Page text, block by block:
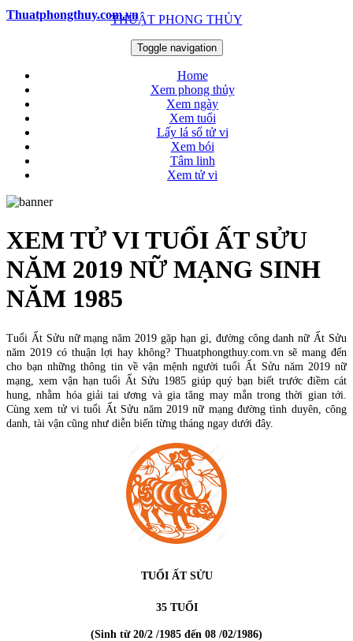
THUẬT PHONG THỦY
Thuatphongthuy.com.vn
Toggle navigation
Home
Xem phong thủy
Xem ngày
Xem tuổi
Lấy lá số tử vi
Xem bói
Tâm linh
Xem tử vi
XEM TỬ VI TUỔI ẤT SỬU
NĂM 2019 NỮ MẠNG SINH
NĂM 1985
Tuổi Ất Sửu nữ mạng năm 2019 gặp hạn gì, đường công danh nữ Ất Sửu
năm 2019 có thuận lợi hay không? Thuatphongthuy.com.vn sẽ mang đến
cho bạn những thông tin về vận mệnh người tuổi Ất Sửu năm 2019 nữ
mạng, xem vận hạn tuổi Ất Sửu 1985 giúp quý bạn biết trước điềm cát
hung, nhằm hóa giải tai ương và gia tăng may mắn trong thời gian tới.
Cùng xem tử vi tuổi Ất Sửu năm 2019 nữ mạng đường tình duyên, công
danh, tài vận cũng như diễn biến từng tháng ngay dưới đây.
TUỔI ẤT SỬU
35 TUỔI
(Sinh từ 20/2 /1985 đến 08 /02/1986)